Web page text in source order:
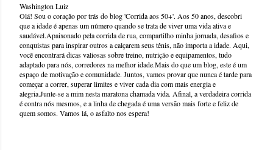
Washington Luiz
Olá! Sou o coração por trás do blog 'Corrida aos 50+'. Aos 50 anos, descobri
que a idade é apenas um número quando se trata de viver uma vida ativa e
saudável.Apaixonado pela corrida de rua, compartilho minha jornada, desafios e
conquistas para inspirar outros a calçarem seus tênis, não importa a idade. Aqui,
você encontrará dicas valiosas sobre treino, nutrição e equipamentos, tudo
adaptado para nós, corredores na melhor idade.Mais do que um blog, este é um
espaço de motivação e comunidade. Juntos, vamos provar que nunca é tarde para
começar a correr, superar limites e viver cada dia com mais energia e
alegria.Junte-se a mim nesta maratona chamada vida. Afinal, a verdadeira corrida
é contra nós mesmos, e a linha de chegada é uma versão mais forte e feliz de
quem somos. Vamos lá, o asfalto nos espera!